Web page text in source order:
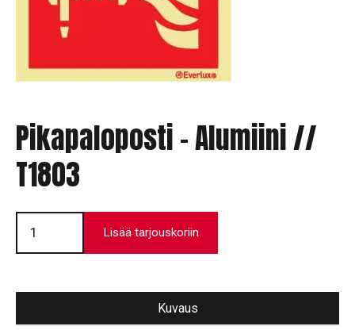
Pikapaloposti – Alumiini //
T1803
Pikapaloposti
Alumiini
//
Lisää tarjouskoriin
Kuvaus